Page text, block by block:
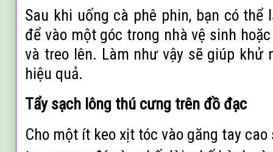
Sau khi uống cà phê phin, bạn có thể
để vào một góc trong nhà vệ sinh
và treo lên. Làm như vậy sẽ giúp khử
hiệu quả.
Tẩy sạch lông thú cưng trên đồ đạc
Cho một ít keo xịt tóc vào găng tay